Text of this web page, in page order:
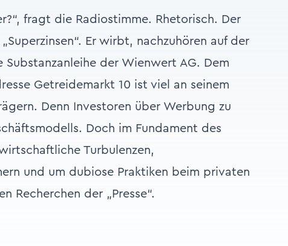
fragt die Radiostimme. Rhetorisch. Der
Er wirbt, nachzuhören auf der
der Wienwert AG. Dem
Getreidemarkt 10 ist viel an seinem
Denn Investoren über Werbung zu
Doch im Fundament des
Turbulenzen,
und um dubiose Praktiken beim privaten
Recherchen der „Presse“.